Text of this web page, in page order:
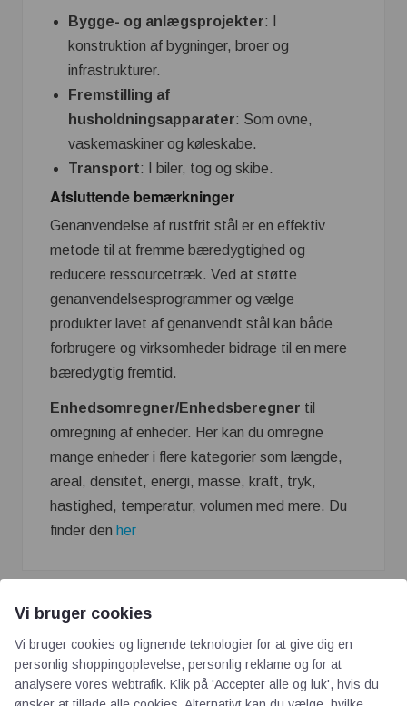
Bygge- og anlægsprojekter: I
konstruktion af bygninger, broer og
infrastrukturer.
Fremstilling af
husholdningsapparater: Som ovne,
vaskemaskiner og køleskabe.
Transport: I biler, tog og skibe.
Afsluttende bemærkninger
Genanvendelse af rustfrit stål er en effektiv
metode til at fremme bæredygtighed og
reducere ressourcetræk. Ved at støtte
genanvendelsesprogrammer og vælge
produkter lavet af genanvendt stål kan både
forbrugere og virksomheder bidrage til en mere
bæredygtig fremtid.
Enhedsomregner/Enhedsberegner til
omregning af enheder. Her kan du omregne
mange enheder i flere kategorier som længde,
areal, densitet, energi, masse, kraft, tryk,
hastighed, temperatur, volumen med mere. Du
finder den her
Vi bruger cookies
Vi bruger cookies og lignende teknologier for at give dig en
personlig shoppingoplevelse, personlig reklame og for at
analysere vores webtrafik. Klik på 'Accepter alle og luk', hvis du